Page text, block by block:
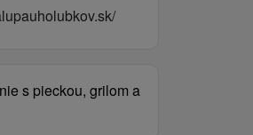
s pieckou, grilom a